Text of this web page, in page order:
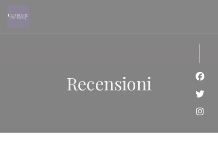
Recensioni